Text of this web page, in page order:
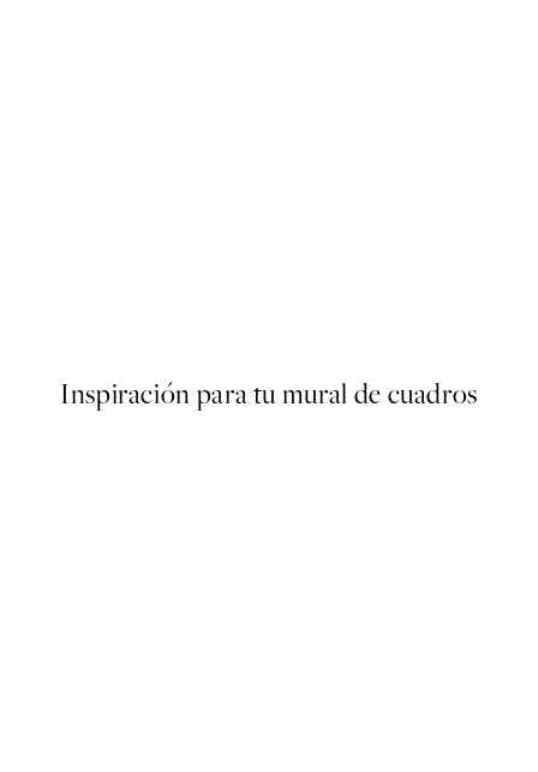
Inspiración para tu mural de cuadros